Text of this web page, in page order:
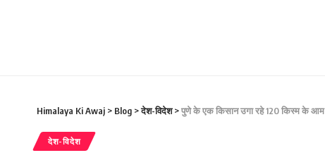
Himalaya Ki Awaj > Blog >देश-विदेश>पुणे के एक किसान उगा रहे 120 किस्‍म के आम
देश-विदेश